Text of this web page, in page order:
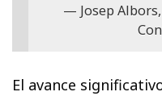
Josep
El avance